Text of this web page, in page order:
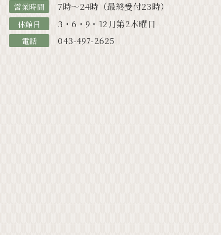
営業時間 7時～24時（最終受付23時）
休館日 3・6・9・12月第2木曜日
電話 043-497-2625